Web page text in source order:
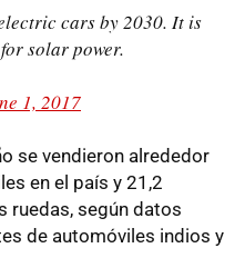
cars by 2030. It is
solar power.
1, 2017
se vendieron alrededor
en el país y 21,2
ruedas, según datos
de automóviles indios y